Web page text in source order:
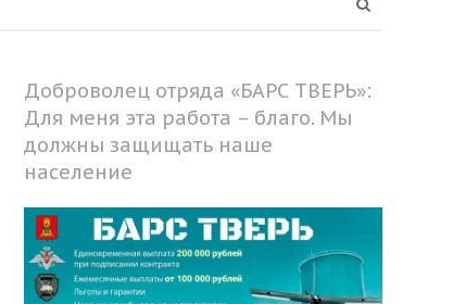
Доброволец отряда «БАРС ТВЕРЬ»:
Для меня эта работа – благо. Мы
должны защищать наше
население